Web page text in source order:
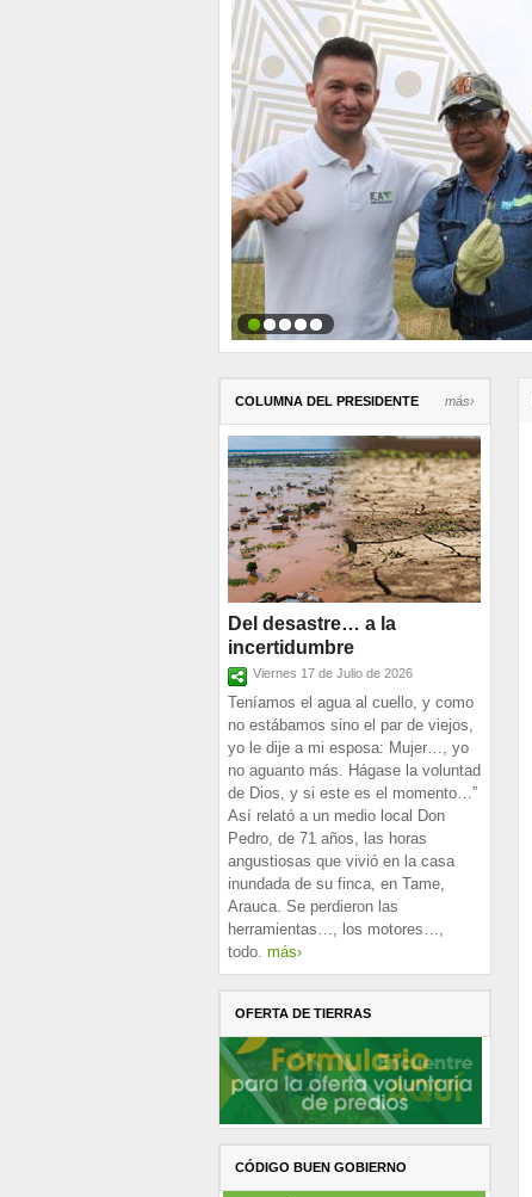
COLUMNA DEL PRESIDENTE más›
Del desastre… a la
incertidumbre
Viernes 17 de Julio de 2026
Teníamos el agua al cuello, y como
no estábamos sino el par de viejos,
yo le dije a mi esposa: Mujer…, yo
no aguanto más. Hágase la voluntad
de Dios, y si este es el momento…”
Así relató a un medio local Don
Pedro, de 71 años, las horas
angustiosas que vivió en la casa
inundada de su finca, en Tame,
Arauca. Se perdieron las
herramientas…, los motores…,
todo. más›
OFERTA DE TIERRAS
CÓDIGO BUEN GOBIERNO